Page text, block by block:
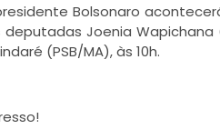
Bolsonaro
Joenia Wapichana
(PSB/MA), às 10h.